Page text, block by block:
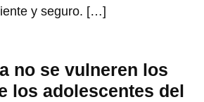
y seguro. […]
no se vulneren los
los adolescentes del